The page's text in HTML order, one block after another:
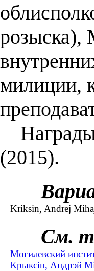
розыска),
милиции,
(2015).
Kriksin, Andrej
См.
Могилевский
Крыксін, Андрэй